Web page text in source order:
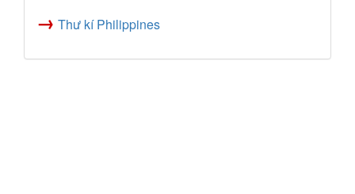
→ Thư kí Philippines